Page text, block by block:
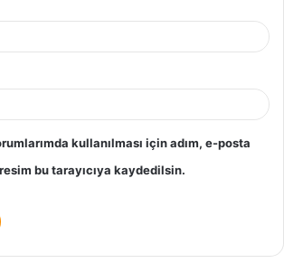
kullanılması için adım, e-posta
bu tarayıcıya kaydedilsin.